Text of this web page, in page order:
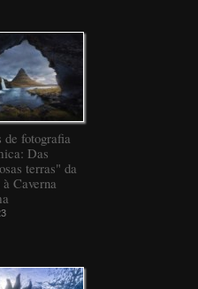
de fotografia
Das
terras" da
Caverna